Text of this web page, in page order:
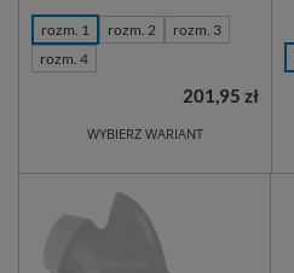
rozm. 1 rozm. 2
rozm. 3
rozm. 4
WYBIERZ WARIANT
201,95 zł